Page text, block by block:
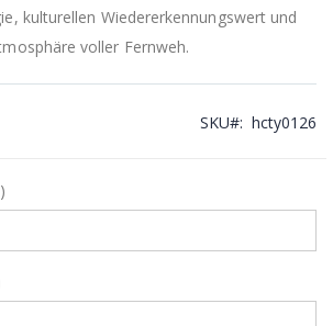
kulturellen Wiedererkennungswert und
voller Fernweh.
SKU hcty0126